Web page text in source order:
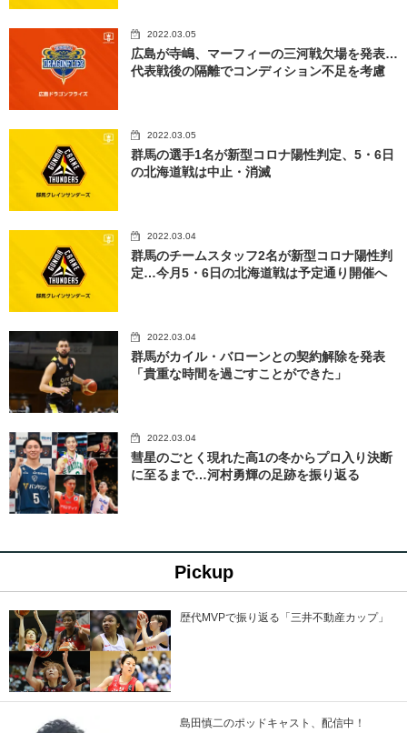
2022.03.05
広島が寺嶋、マーフィーの三河戦欠場を発表…
代表戦後の隔離でコンディション不足を考慮
2022.03.05
群馬の選手1名が新型コロナ陽性判定、5・6日
の北海道戦は中止・消滅
2022.03.04
群馬のチームスタッフ2名が新型コロナ陽性判
定…今月5・6日の北海道戦は予定通り開催へ
2022.03.04
群馬がカイル・バローンとの契約解除を発表
「貴重な時間を過ごすことができた」
2022.03.04
彗星のごとく現れた高1の冬からプロ入り決断
に至るまで…河村勇輝の足跡を振り返る
Pickup
歴代MVPで振り返る「三井不動産カップ」
島田慎二のポッドキャスト、配信中！